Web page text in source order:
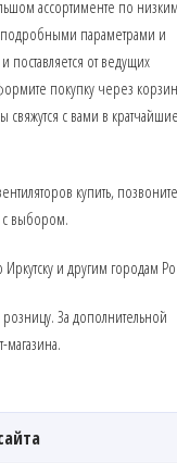
ассортименте по
подробными параметрами и
от ведущих
покупку через
с вами в
купить,
выбором.
Иркутску и другим городам
За дополнительной